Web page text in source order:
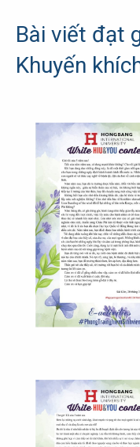
Bài viết đạt
Khuyến